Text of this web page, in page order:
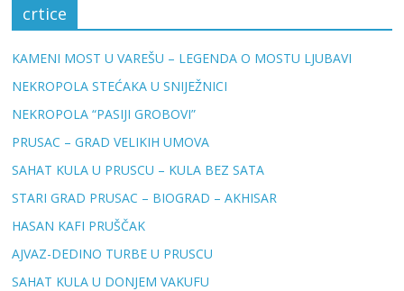
crtice
KAMENI MOST U VAREŠU – LEGENDA O MOSTU LJUBAVI
NEKROPOLA STEĆAKA U SNIJEŽNICI
NEKROPOLA “PASIJI GROBOVI”
PRUSAC – GRAD VELIKIH UMOVA
SAHAT KULA U PRUSCU – KULA BEZ SATA
STARI GRAD PRUSAC – BIOGRAD – AKHISAR
HASAN KAFI PRUŠČAK
AJVAZ-DEDINO TURBE U PRUSCU
SAHAT KULA U DONJEM VAKUFU